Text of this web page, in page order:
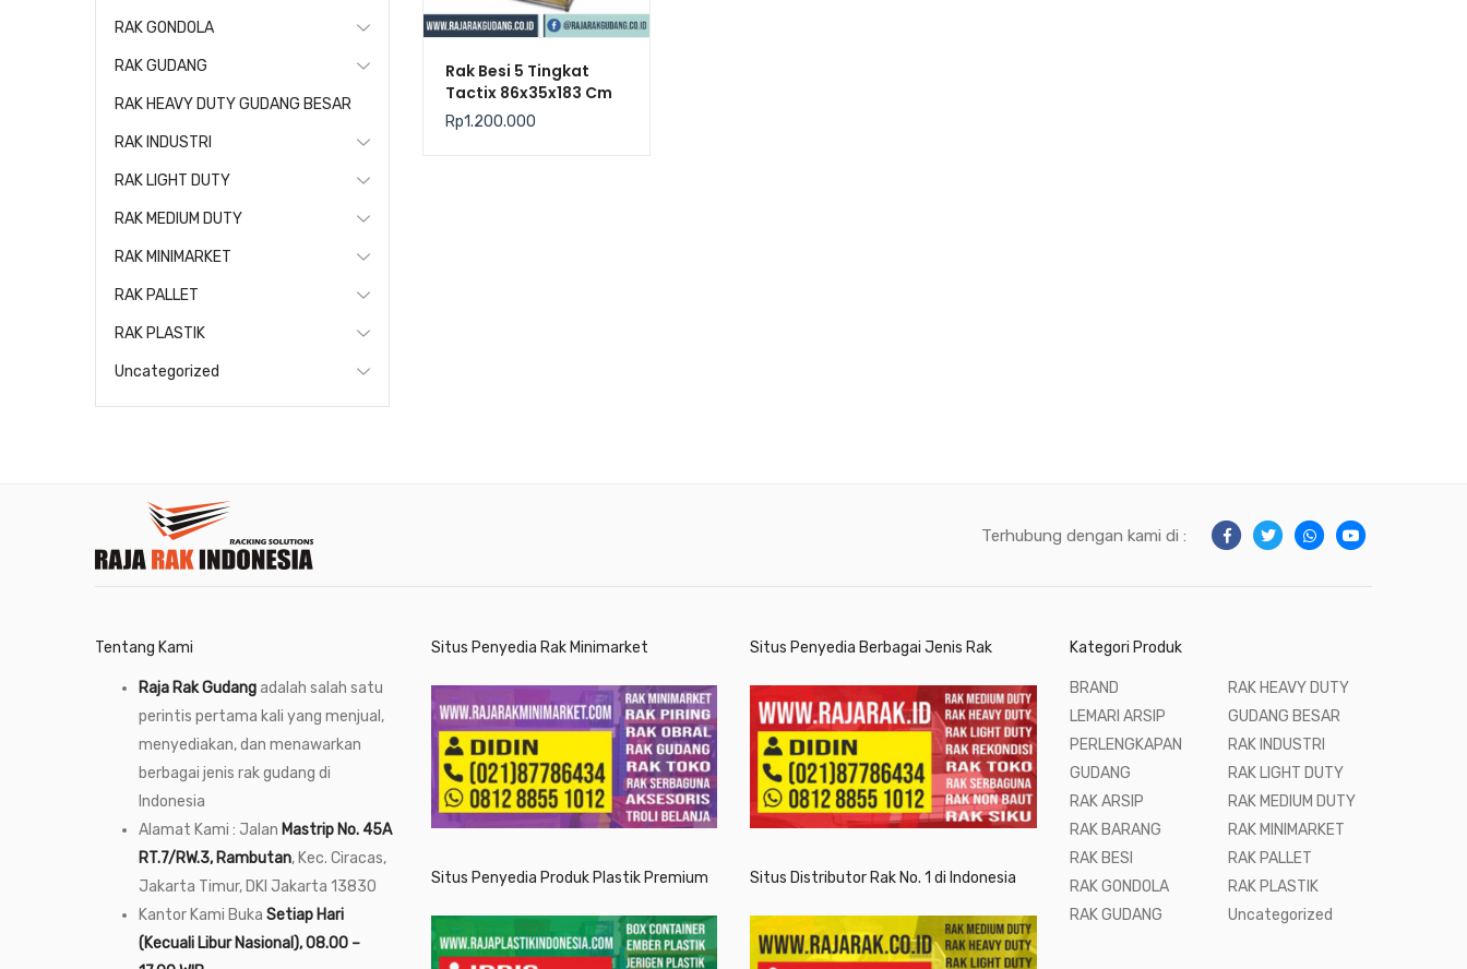
Rak Besi 5 Tingkat
Tactix 86x35x183 Cm
Rp1.200.000
RAK GONDOLA
RAK GUDANG
RAK HEAVY DUTY GUDANG BESAR
RAK INDUSTRI
RAK LIGHT DUTY
RAK MEDIUM DUTY
RAK MINIMARKET
RAK PALLET
RAK PLASTIK
Uncategorized
Terhubung dengan kami di :
Tentang Kami
Raja Rak Gudangadalah salah satu
perintis pertama kali yang menjual,
menyediakan, dan menawarkan
berbagai jenis rak gudang di
Indonesia
Alamat Kami : Jalan Mastrip No. 45A
RT.7/RW.3, Rambutan, Kec. Ciracas,
Jakarta Timur, DKI Jakarta 13830
Kantor Kami Buka Setiap Hari
(Kecuali Libur Nasional), 08.00 –
Situs Penyedia Rak Minimarket
Situs Penyedia Produk Plastik Premium
Situs Penyedia Berbagai Jenis Rak
Situs Distributor Rak No. 1 di Indonesia
Kategori Produk
BRAND
LEMARI ARSIP
PERLENGKAPAN
GUDANG
RAK ARSIP
RAK BARANG
RAK BESI
RAK GONDOLA
RAK GUDANG
RAK HEAVY DUTY
GUDANG BESAR
RAK INDUSTRI
RAK LIGHT DUTY
RAK MEDIUM DUTY
RAK MINIMARKET
RAK PALLET
RAK PLASTIK
Uncategorized